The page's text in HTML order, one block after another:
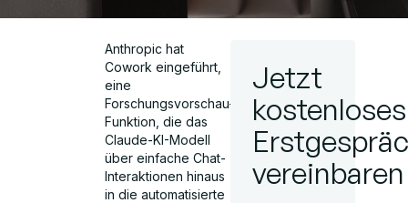
Anthropic hat
Cowork eingeführt,
eine
Forschungsvorschau-
Funktion, die das
Claude-KI-Modell
über einfache Chat-
Interaktionen hinaus
in die automatisierte
Jetzt
kostenloses
vereinbaren